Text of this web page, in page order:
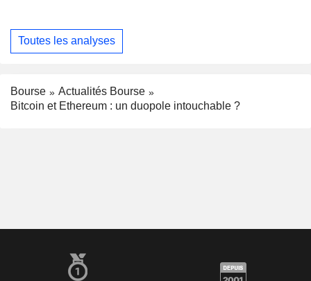
Toutes les analyses
Bourse
Actualités Bourse
Bitcoin et Ethereum : un duopole intouchable ?